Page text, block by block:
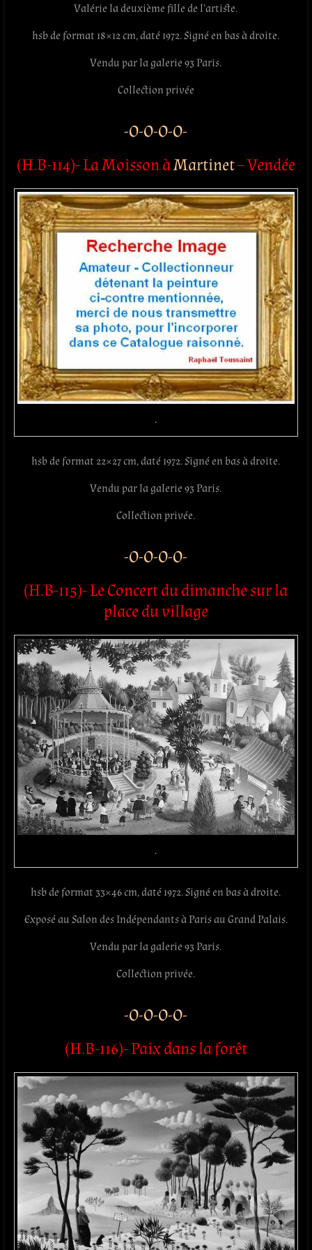
Valérie la deuxième fille de l’artiste.
hsb de format 18×12 cm, daté 1972. Signé en bas à droite.
Vendu par la galerie 93 Paris.
Collection privée
-O-O-O-O-
(H.B-114)- La Moisson àMartinet– Vendée
.
hsb de format 22×27 cm, daté 1972. Signé en bas à droite.
Vendu par la galerie 93 Paris.
Collection privée.
-O-O-O-O-
(H.B-115)- Le Concert du dimanche sur la
placedu village
.
hsb de format 33×46 cm, daté 1972. Signé en bas à droite.
Exposé au Salon des Indépendants à Paris au Grand Palais.
Vendu par la galerie 93 Paris.
Collection privée.
-O-O-O-O-
(H.B-116)- Paix dans la forêt